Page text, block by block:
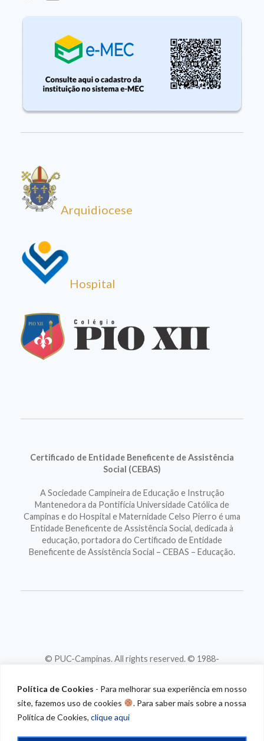
Política de Cookies - Para melhorar sua experiência em nosso
site, fazemos uso de cookies
. Para saber mais sobre a nossa
Política de Cookies, clique aqui
Arquidiocese
Hospital
Certificado de Entidade Beneficente de Assistência
Social (CEBAS)
A Sociedade Campineira de Educação e Instrução
Mantenedora da Pontifícia Universidade Católica de
Campinas e do Hospital e Maternidade Celso Pierro é uma
Entidade Beneficente de Assistência Social, dedicada à
educação, portadora do Certificado de Entidade
Beneficente de Assistência Social – CEBAS – Educação.
© PUC-Campinas. All rights reserved. © 1988-